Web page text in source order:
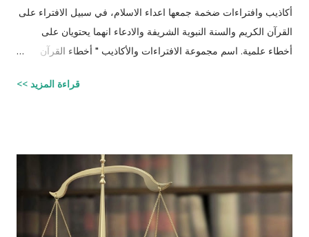
أكاذيب وافتراءات ضخمة جمعها اعداء الاسلام، في سبيل الافتراء على
القرآن الكريم والسنة النبوية الشريفة والادعاء انهما يحتويان على
أخطاء علمية. اسم مجموعة الافتراءات والأكاذيب " أخطاء القرآن
واتبعته بردٍ يليه . راجيًا أن يكون ذلك في ميزان حسناتي ، ولا تنسوني
قراءة المزيد >>